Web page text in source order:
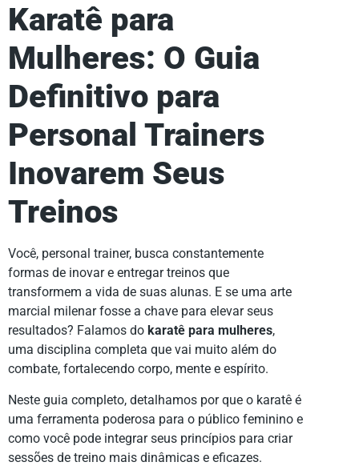
Karatê para
Mulheres: O Guia
Definitivo para
Personal Trainers
Inovarem Seus
Treinos
Você, personal trainer, busca constantemente
formas de inovar e entregar treinos que
transformem a vida de suas alunas. E se uma arte
marcial milenar fosse a chave para elevar seus
resultados? Falamos do karatê para mulheres,
uma disciplina completa que vai muito além do
combate, fortalecendo corpo, mente e espírito.
Neste guia completo, detalhamos por que o karatê é
uma ferramenta poderosa para o público feminino e
como você pode integrar seus princípios para criar
sessões de treino mais dinâmicas e eficazes.